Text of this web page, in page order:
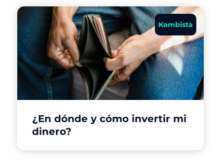
Kambista
¿En dónde y cómo invertir mi
dinero?